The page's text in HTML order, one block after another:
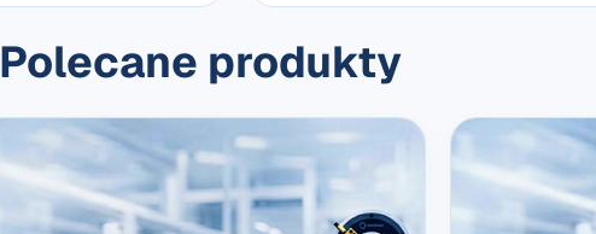
Polecane produkty